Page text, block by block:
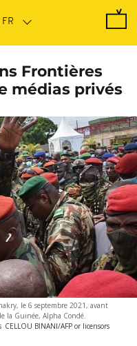
Frontières
médias privés
le 6 septembre 2021, avant
la Guinée, Alpha Condé.
CELLOU BINANI/AFP or licensors